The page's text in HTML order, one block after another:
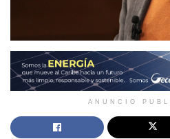
ANUNCIO